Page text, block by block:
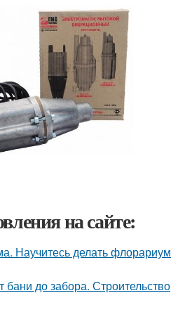
на сайте:
Научитесь делать флорариум
до забора. Строительство